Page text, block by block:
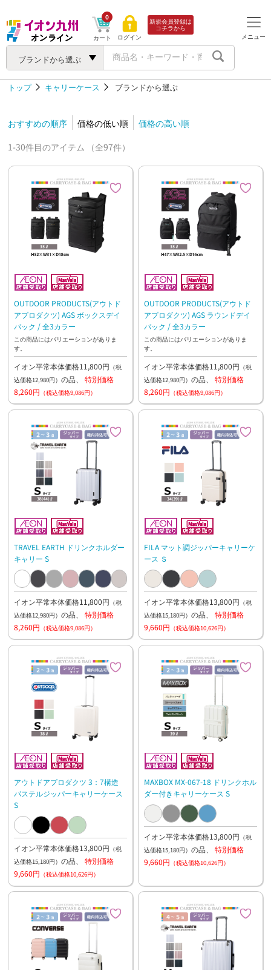
ブランドから選ぶ
カート
0
ログイン
新規会員登録は
コチラから
メニュー
トップ キャリーケース ブランドから選ぶ
おすすめの順序 価格の低い順
価格の高い順
1-30件目のアイテム （全97件）
OUTDOOR PRODUCTS(アウトド
アプロダクツ) AGS ボックスデイ
パック / 全3カラー
この商品にはバリエーションがありま
す。
イオン平常本体価格11,800円 （税
込価格12,980円） の品、 特別価格
8,260円 （税込価格9,086円）
OUTDOOR PRODUCTS(アウトド
アプロダクツ) AGS ラウンドデイ
パック / 全3カラー
この商品にはバリエーションがありま
す。
イオン平常本体価格11,800円 （税
込価格12,980円） の品、 特別価格
8,260円 （税込価格9,086円）
TRAVEL EARTH ドリンクホルダー
キャリー S
イオン平常本体価格11,800円 （税
込価格12,980円） の品、 特別価格
8,260円 （税込価格9,086円）
FILA マット調ジッパーキャリーケ
ース Ｓ
イオン平常本体価格13,800円 （税
込価格15,180円） の品、 特別価格
9,660円 （税込価格10,626円）
アウトドアプロダクツ 3：7構造
パステルジッパーキャリーケース
S
イオン平常本体価格13,800円 （税
込価格15,180円） の品、 特別価格
9,660円 （税込価格10,626円）
MAXBOX MX-067-18 ドリンクホル
ダー付きキャリーケース S
イオン平常本体価格13,800円 （税
込価格15,180円） の品、 特別価格
9,660円 （税込価格10,626円）